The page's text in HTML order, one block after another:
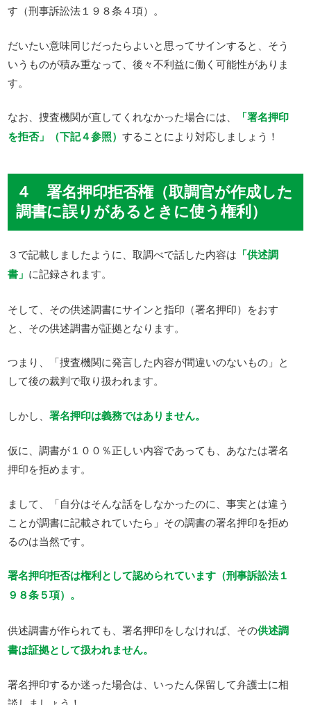
す（刑事訴訟法１９８条４項）。
だいたい意味同じだったらよいと思ってサインすると、そう
いうものが積み重なって、後々不利益に働く可能性がありま
す。
なお、捜査機関が直してくれなかった場合には、
「署名押印
を拒否」（下記４参照）することにより対応しましょう！
４ 署名押印拒否権（取調官が作成した
調書に誤りがあるときに使う権利）
３で記載しましたように、取調べで話した内容は 「供述調
書」 に記録されます。
そして、その供述調書にサインと指印（署名押印）をおす
と、その供述調書が証拠となります。
つまり、「捜査機関に発言した内容が間違いのないもの」と
して後の裁判で取り扱われます。
しかし、署名押印は義務ではありません。
仮に、調書が１００％正しい内容であっても、あなたは署名
押印を拒めます。
まして、「自分はそんな話をしなかったのに、事実とは違う
ことが調書に記載されていたら」その調書の署名押印を拒め
るのは当然です。
署名押印拒否は権利として認められています（刑事訴訟法１
９８条５項）。
供述調書が作られても、署名押印をしなければ、その供述調
書は証拠として扱われません。
署名押印するか迷った場合は、いったん保留して弁護士に相